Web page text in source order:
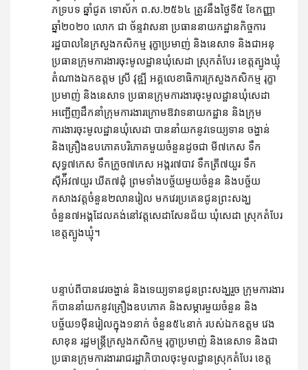
ភទ្របទ ឆ្នាំជូត ទោស័ក ព.ស.២៥៦៤ ត្រូវនឹងថ្ងៃទី៥ ខែកញ្ញា
ឆ្នាំ២០២០ លោក ជា ច័ន្ទវាសនា ប្រធាននាយកដ្ឋានកិច្ចការ
រដ្ឋបាលនៃក្រសួងកសិកម្ម រុក្ខាប្រមាញ់ និងនេសាទ និងជាអនុ
ប្រធានក្រុមការងារចុះមូលដ្ឋានឃុំសេដា ស្រុកតំបែរ ខេត្តត្បូងឃ្មុំ
តំណាងឯកឧត្តម ស្រី វុឌ្ឍី អគ្គលេខាធិការក្រសួងកសិកម្ម រុក្ខា
ប្រមាញ់ និងនេសាទ ប្រធានក្រុមការងារចុះមូលដ្ឋានឃុំសេដា
អញ្ជើញដឹកនាំក្រុមការងារក្រោមឱវាទនាយកដ្ឋាន និងក្រុម
ការងារចុះមូលដ្ឋានឃុំសេដា បាននាំយកនូវទេយ្យទាន ចង្ហាន់
និងគ្រឿងឧបភោគបរិភោគមួយចំនួនដូចជា មី៧កេស ទឹក
សុទ្ធ៧កេស ទឹកក្រូច៧កេស អង្ករ៧បាវ ទឹកត្រី៧យួរ ទឹក
ស៊ីអ៉ីវ៧យួរ ឃីត៧ដុំ ព្រមទាំងបច្ច័យមួយចំនួន និងបច្ច័យ
កសាងវត្តចំនួន២លានរៀល មកវេរប្រគេនជូនព្រះសង្ឃ
ចំនួន៧អង្គដែលគង់នៅវត្តសេដាសែនជ័យ ឃុំសេដា ស្រុកតំបែរ
ខេត្តត្បូងឃ្មុំ។
បន្ទាប់ពីបានវេរចង្ហាន់ និងទេយ្យទានជូនព្រះសង្ឃរួច ក្រុមការងារ
ក៏បាននាំយកនូវគ្រឿងឧបភោគ និងសម្ភារមួយចំនួន និង
បច្ច័យ១ម៉ឺនរៀលក្នុង១នាក់ ចំនួន៥៤នាក់ របស់ឯកឧត្តម វេង
សាខុន រដ្ឋមន្រ្តីក្រសួងកសិកម្ម រុក្ខាប្រមាញ់ និងនេសាទ និងជា
ប្រធានក្រុមការងាររាជរដ្ឋាភិបាលចុះមូលដ្ឋានស្រុកតំបែរ ខេត្ត